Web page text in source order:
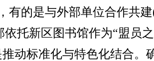
有的是与外部单位合作共
依托新区图书馆作为“盟员之
推动标准化与特色化结合。